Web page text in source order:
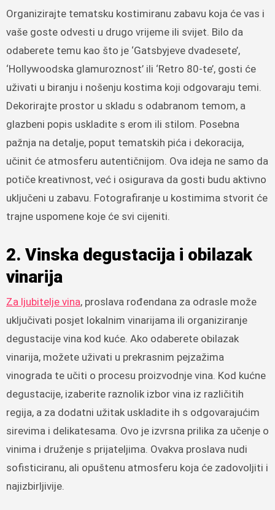
Organizirajte tematsku kostimiranu zabavu koja će vas i
vaše goste odvesti u drugo vrijeme ili svijet. Bilo da
odaberete temu kao što je ‘Gatsbyjeve dvadesete’,
‘Hollywoodska glamuroznost’ ili ‘Retro 80-te’, gosti će
uživati u biranju i nošenju kostima koji odgovaraju temi.
Dekorirajte prostor u skladu s odabranom temom, a
glazbeni popis uskladite s erom ili stilom. Posebna
pažnja na detalje, poput tematskih pića i dekoracija,
učinit će atmosferu autentičnijom. Ova ideja ne samo da
potiče kreativnost, već i osigurava da gosti budu aktivno
uključeni u zabavu. Fotografiranje u kostimima stvorit će
trajne uspomene koje će svi cijeniti.
2. Vinska degustacija i obilazak
vinarija
Za ljubitelje vina, proslava rođendana za odrasle može
uključivati posjet lokalnim vinarijama ili organiziranje
degustacije vina kod kuće. Ako odaberete obilazak
vinarija, možete uživati u prekrasnim pejzažima
vinograda te učiti o procesu proizvodnje vina. Kod kućne
degustacije, izaberite raznolik izbor vina iz različitih
regija, a za dodatni užitak uskladite ih s odgovarajućim
sirevima i delikatesama. Ovo je izvrsna prilika za učenje o
vinima i druženje s prijateljima. Ovakva proslava nudi
sofisticiranu, ali opuštenu atmosferu koja će zadovoljiti i
najizbirljivije.